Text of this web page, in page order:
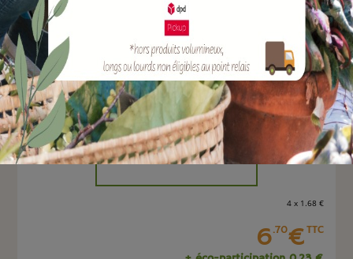
EAN :8051560240032
Marque :
Quantité :
Unité
-
4 x 1 .68 €
6.70€TTC